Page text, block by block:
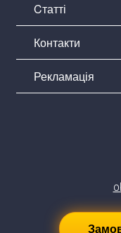
Cтатті
Контакти
Рекламація